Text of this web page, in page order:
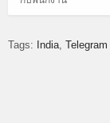
Tags: India Telegram